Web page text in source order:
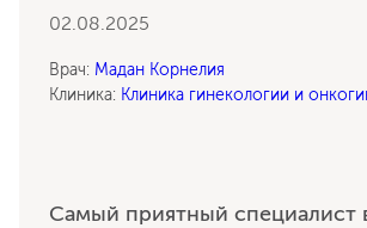
02.08.2025
Врач: Мадан Корнелия
Клиника: Клиника гинекологии и
Самый приятный специалист